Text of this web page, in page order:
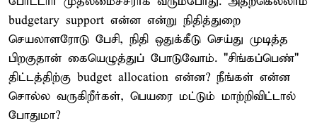
budgetary support என்ன என்று நிதித்துறை
செயலாளரோடு பேசி, நிதி ஒதுக்கீடு செய்து முடித்த
பிறகுதான் கையெழுத்துப் போடுவோம். "சிங்கப்பெண்"
திட்டத்திற்கு budget allocation என்ன? நீங்கள் என்ன
சொல்ல வருகிறீர்கள், பெயரை மட்டும் மாற்றிவிட்டால்
போதுமா?